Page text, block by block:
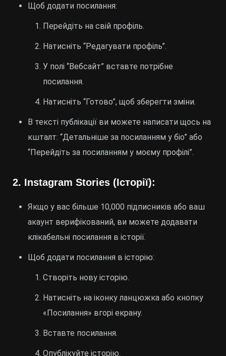
Щоб додати посилання:
Перейдіть на свій профіль.
Натисніть “Редагувати профіль”.
У полі “Вебсайт” вставте потрібне
посилання.
Натисніть “Готово”, щоб зберегти зміни.
В тексті публікації ви можете написати щось на
кшталт: “Детальніше за посиланням у біо” або
“Перейдіть за посиланням у моєму профілі”.
2. Instagram Stories (Історії):
Якщо у вас більше 10,000 підписників або ваш
акаунт верифікований, ви можете додавати
клікабельні посилання в історії.
Щоб додати посилання в історію:
Створіть нову історію.
Натисніть на іконку ланцюжка або кнопку
«Посилання» вгорі екрану.
Вставте посилання.
Опублікуйте історію.